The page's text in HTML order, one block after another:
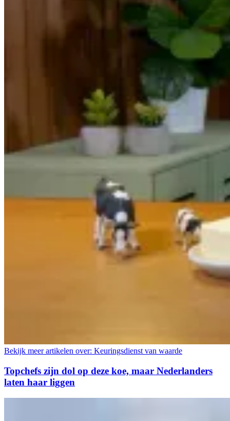
Bekijk meer artikelen over: Keuringsdienst van waarde
Topchefs zijn dol op deze koe, maar Nederlanders
laten haar liggen